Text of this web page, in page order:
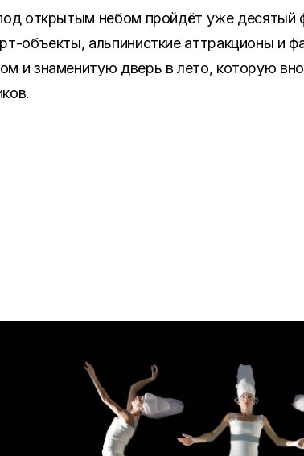
открытым небом пройдёт уже десятый
объекты, альпинисткие аттракционы и
и знаменитую дверь в лето, которую